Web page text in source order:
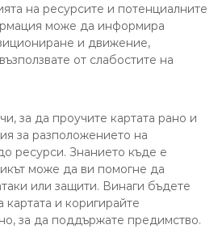
на ресурсите и потенциалните
може да информира
и движение,
от слабостите на
за да проучите картата рано и
за разположението на
ресурси. Знанието къде е
може да ви помогне да
или защити. Винаги бъдете
и коригирайте
за да поддържате предимство.